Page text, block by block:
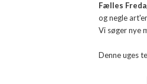
Fælles
og negle
Vi søger nye
Denne uges